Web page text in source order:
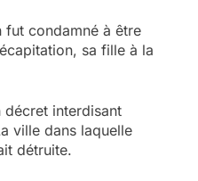
fut condamné à être
sa fille à la
décret interdisant
ville dans laquelle
détruite.